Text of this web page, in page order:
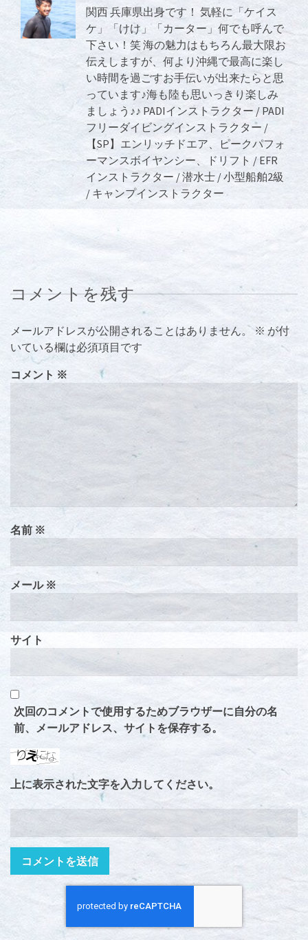
関西 兵庫県出身です！ 気軽に「ケイス
ケ」「けけ」「カーター」何でも呼んで
下さい！笑 海の魅力はもちろん最大限お
伝えしますが、何より沖縄で最高に楽し
い時間を過ごすお手伝いが出来たらと思
っています♪海も陸も思いっきり楽しみ
ましょう♪♪ PADIインストラクター / PADI
フリーダイビングインストラクター /
【SP】エンリッチドエア、ピークパフォ
ーマンスボイヤンシー、ドリフト / EFR
インストラクター / 潜水士 / 小型船舶2級
/ キャンプインストラクター
コメントを残す
メールアドレスが公開されることはありません。 ※ が付
いている欄は必須項目です
コメント ※
名前 ※
メール ※
サイト
次回のコメントで使用するためブラウザーに自分の名
前、メールアドレス、サイトを保存する。
上に表示された文字を入力してください。